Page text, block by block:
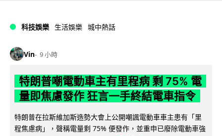
科技娛樂 生活娛樂 城中熱話
Vin 9 小時
特朗普嘲電動車主有里程病 剩 75% 電
量即焦慮發作 狂言一手終結電車指令
特朗普在拉斯維加斯造勢大會上公開嘲諷電動車車主患有「里
程焦慮病」，聲稱電量剩 75% 便發作，並重申已廢除電動車強